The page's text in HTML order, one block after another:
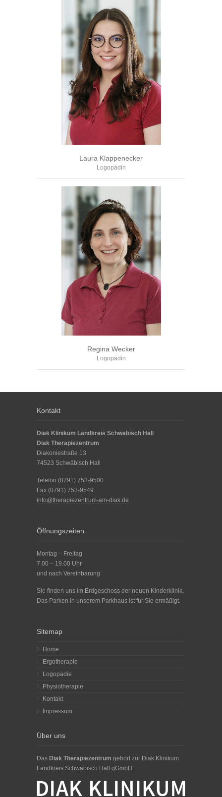
Laura Klappenecker
Logopädin
Regina Wecker
Logopädin
Kontakt
Diak Klinikum Landkreis Schwäbisch Hall
Diak Therapiezentrum
Diakoniestraße 13
74523 Schwäbisch Hall
Telefon (0791) 753-9500
Fax (0791) 753-9549
info@therapiezentrum-am-diak.de
Öffnungszeiten
Montag – Freitag
7.00 – 19.00 Uhr
und nach Vereinbarung
Sie finden uns im Erdgeschoss der neuen Kinderklinik.
Das Parken in unserem Parkhaus ist für Sie ermäßigt.
Sitemap
Home
Ergotherapie
Logopädie
Physiotherapie
Kontakt
Impressum
Über uns
Das Diak Therapiezentrum gehört zur Diak Klinikum
Landkreis Schwäbisch Hall gGmbH: